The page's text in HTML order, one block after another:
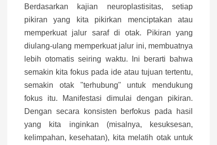
Berdasarkan kajian neuroplastisitas, setiap
pikiran yang kita pikirkan menciptakan atau
memperkuat jalur saraf di otak. Pikiran yang
diulang-ulang memperkuat jalur ini, membuatnya
lebih otomatis seiring waktu. Ini berarti bahwa
semakin kita fokus pada ide atau tujuan tertentu,
semakin otak "terhubung" untuk mendukung
fokus itu. Manifestasi dimulai dengan pikiran.
Dengan secara konsisten berfokus pada hasil
yang kita inginkan (misalnya, kesuksesan,
kelimpahan, kesehatan), kita melatih otak untuk